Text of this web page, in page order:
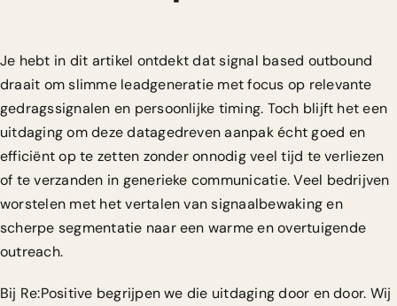
Je hebt in dit artikel ontdekt dat signal based outbound
draait om slimme leadgeneratie met focus op relevante
gedragssignalen en persoonlijke timing. Toch blijft het een
uitdaging om deze datagedreven aanpak écht goed en
efficiënt op te zetten zonder onnodig veel tijd te verliezen
of te verzanden in generieke communicatie. Veel bedrijven
worstelen met het vertalen van signaalbewaking en
scherpe segmentatie naar een warme en overtuigende
outreach.
Bij Re:Positive begrijpen we die uitdaging door en door. Wij